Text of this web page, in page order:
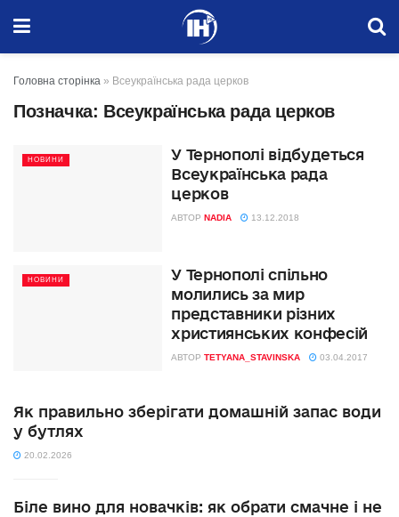
Головна сторінка » Всеукраїнська рада церков
Позначка: Всеукраїнська рада церков
НОВИНИ
У Тернополі відбудеться
Всеукраїнська рада
церков
АВТОР NADIA 13.12.2018
НОВИНИ
У Тернополі спільно
молились за мир
представники різних
християнських конфесій
АВТОР TETYANA_STAVINSKA 03.04.2017
Як правильно зберігати домашній запас води
у бутлях
20.02.2026
Біле вино для новачків: як обрати смачне і не